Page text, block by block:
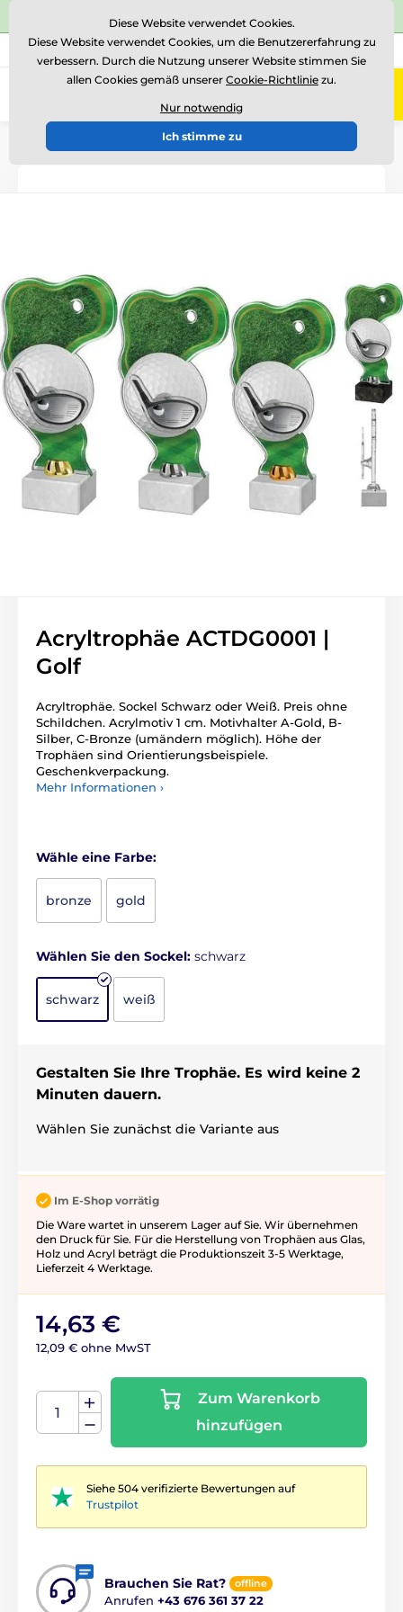
⭐Siehe 504 verifizierte Bewertungen auf
Rufen Sie uns an (Mo-Fr 15-18) +43 676 361 37 22
0
Einführung Auszeichnungen nach Thema
Acryltrophäe ACTDG0001 |
Golf
Acryltrophäe. Sockel Schwarz oder Weiß. Preis ohne
Schildchen. Acrylmotiv 1 cm. Motivhalter A-Gold, B-
Silber, C-Bronze (umändern möglich). Höhe der
Trophäen sind Orientierungsbeispiele.
Geschenkverpackung.
Mehr Informationen ›
Wähle eine Farbe:
bronze gold
Wählen Sie den Sockel: schwarz
schwarz weiß
Gestalten Sie Ihre Trophäe. Es wird keine 2
Minuten dauern.
Wählen Sie zunächst die Variante aus
Im E-Shop vorrätig
Die Ware wartet in unserem Lager auf Sie. Wir übernehmen
den Druck für Sie. Für die Herstellung von Trophäen aus Glas,
Holz und Acryl beträgt die Produktionszeit 3-5 ​​Werktage,
Lieferzeit 4 Werktage.
14,63 €
12,09 € ohne MwST
Zum Warenkorb
hinzufügen
Siehe 504 verifizierte Bewertungen auf
Trustpilot
Brauchen Sie Rat? offline
Anrufen +43 676 361 37 22
Diese Website verwendet Cookies.
Diese Website verwendet Cookies, um die Benutzererfahrung zu
verbessern. Durch die Nutzung unserer Website stimmen Sie
allen Cookies gemäß unserer Cookie-Richtlinie zu.
Nur notwendig
Ich stimme zu